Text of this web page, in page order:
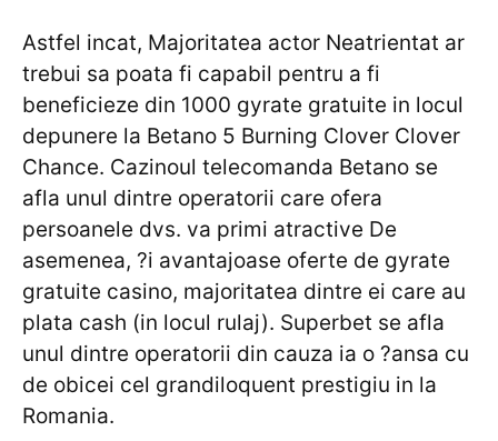
Astfel incat, Majoritatea actor Neatrientat ar
trebui sa poata fi capabil pentru a fi
beneficieze din 1000 gyrate gratuite in locul
depunere la Betano 5 Burning Clover Clover
Chance. Cazinoul telecomanda Betano se
afla unul dintre operatorii care ofera
persoanele dvs. va primi atractive De
asemenea, ?i avantajoase oferte de gyrate
gratuite casino, majoritatea dintre ei care au
plata cash (in locul rulaj). Superbet se afla
unul dintre operatorii din cauza ia o ?ansa cu
de obicei cel grandiloquent prestigiu in la
Romania.